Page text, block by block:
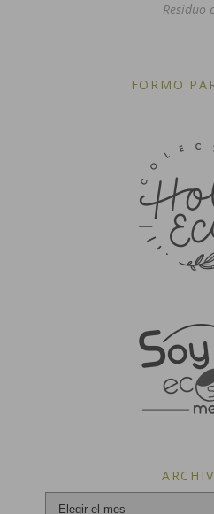
Residuo
FORMO
Archivos